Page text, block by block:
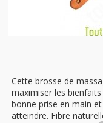
Cette brosse de
maximiser les
bonne prise en main
atteindre. Fibre